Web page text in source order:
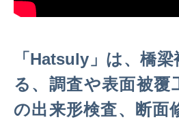
「Hatsuly」は、橋
る、調査や表面被覆
の出来形検査、断面